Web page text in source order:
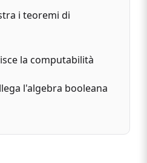
i teoremi di
la computabilità
l'algebra booleana